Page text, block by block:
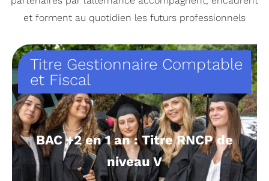
et forment au quotidien les futurs professionnels
Titre Gestionnaire Comptable
et Fiscal
BAC +2 en 1 an : Titre RNCP de
niveau V